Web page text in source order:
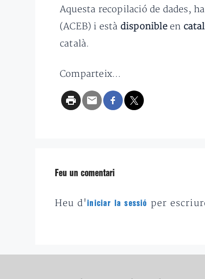
Aquesta recopilació de dades,
(ACEB) i està disponible en
català.
Comparteix...
Feu un comentari
Heu d'iniciar la sessió per